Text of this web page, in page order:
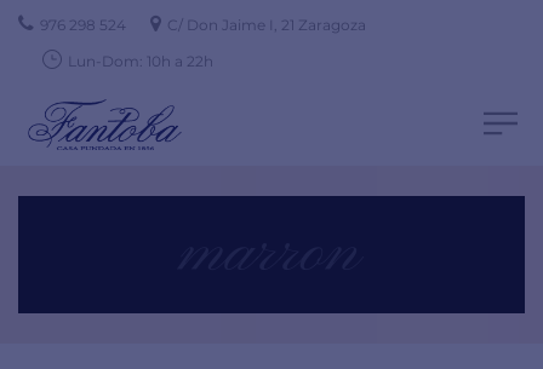
976 298 524
C/ Don Jaime I, 21 Zaragoza
Lun-Dom: 10h a 22h